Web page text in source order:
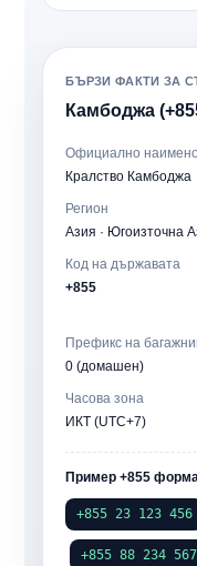
БЪРЗИ ФАКТИ ЗА
Камбоджа
Официално
Кралство Камбоджа
Регион
Азия · Югоизточна
Код на държавата
+855
Префикс на
0 (домашен)
Часова зона
ИКТ (UTC+7)
Пример +855
+855 23 123 456
+855 88 234